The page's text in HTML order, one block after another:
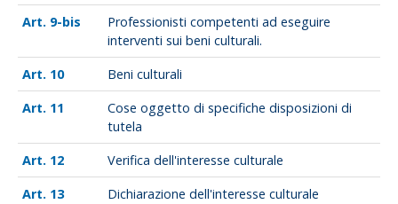
9-bis
Professionisti competenti ad eseguire
interventi sui beni culturali.
10
Beni culturali
11
Cose oggetto di specifiche disposizioni di
tutela
12
Verifica dell'interesse culturale
13
Dichiarazione dell'interesse culturale